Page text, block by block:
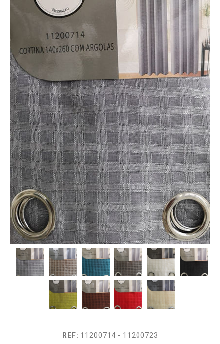
REF: 11200714 - 11200723